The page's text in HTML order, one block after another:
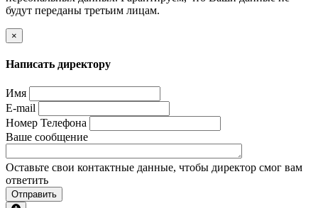
будут переданы третьим лицам.
×
Написать директору
Имя
E-mail
Номер Телефона
Ваше сообщение
Оставьте свои контактные данные, чтобы директор смог вам
ответить
Отправить